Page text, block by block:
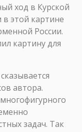
ход в Курской
этой картине
России.
картину для
автора.
задач. Так